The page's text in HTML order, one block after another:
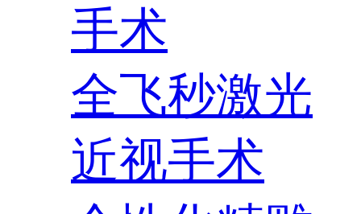
手术
全飞秒激光
近视手术